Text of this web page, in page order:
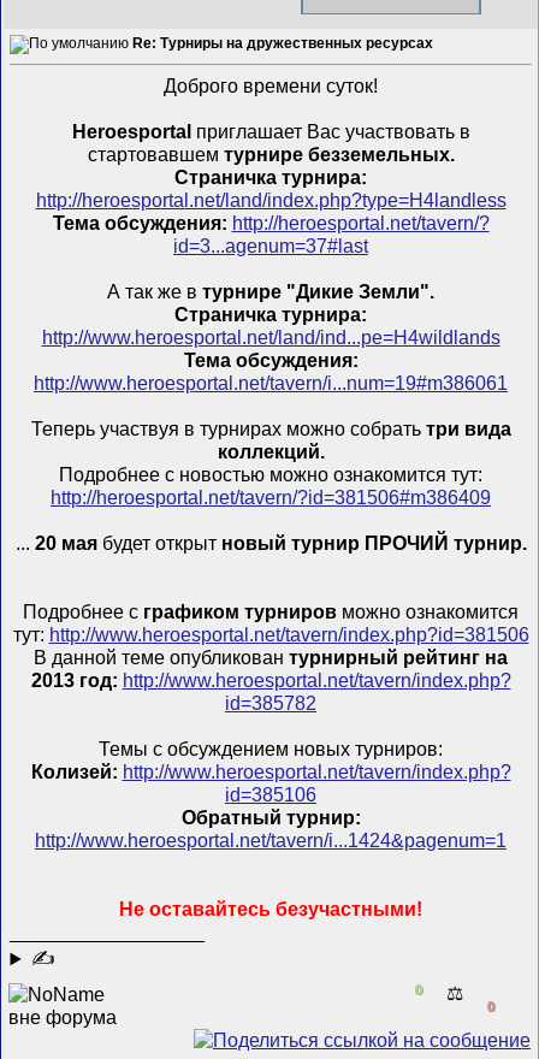
Re: Турниры на дружественных ресурсах
Доброго времени суток!
Heroesportal приглашает Вас участвовать в
стартовавшем турнире безземельных.
Страничка турнира:
http://heroesportal.net/land/index.php?type=H4landless
Тема обсуждения: http://heroesportal.net/tavern/?
id=3...agenum=37#last
А так же в турнире "Дикие Земли".
Страничка турнира:
http://www.heroesportal.net/land/ind...pe=H4wildlands
Тема обсуждения:
http://www.heroesportal.net/tavern/i...num=19#m386061
Теперь участвуя в турнирах можно собрать три вида
коллекций.
Подробнее с новостью можно ознакомится тут:
http://heroesportal.net/tavern/?id=381506#m386409
... 20 маябудет открыт новый турнир ПРОЧИЙ турнир.
Подробнее с графиком турниров можно ознакомится
тут: http://www.heroesportal.net/tavern/index.php?id=381506
В данной теме опубликован турнирный рейтинг на
2013 год: http://www.heroesportal.net/tavern/index.php?
id=385782
Темы с обсуждением новых турниров:
Колизей: http://www.heroesportal.net/tavern/index.php?
id=385106
Обратный турнир:
http://www.heroesportal.net/tavern/i...1424&pagenum=1
Не оставайтесь безучастными!
✍
0 ⚖️
0